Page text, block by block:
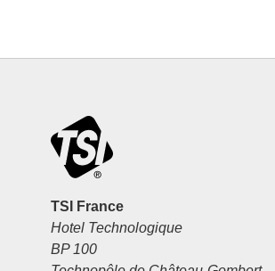
TSI France
Hotel Technologique
BP 100